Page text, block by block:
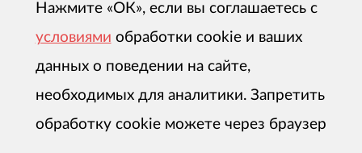
Нажмите «ОК», если вы соглашаетесь с
условиями обработки cookie и ваших
данных о поведении на сайте,
необходимых для аналитики. Запретить
обработку cookie можете через браузер